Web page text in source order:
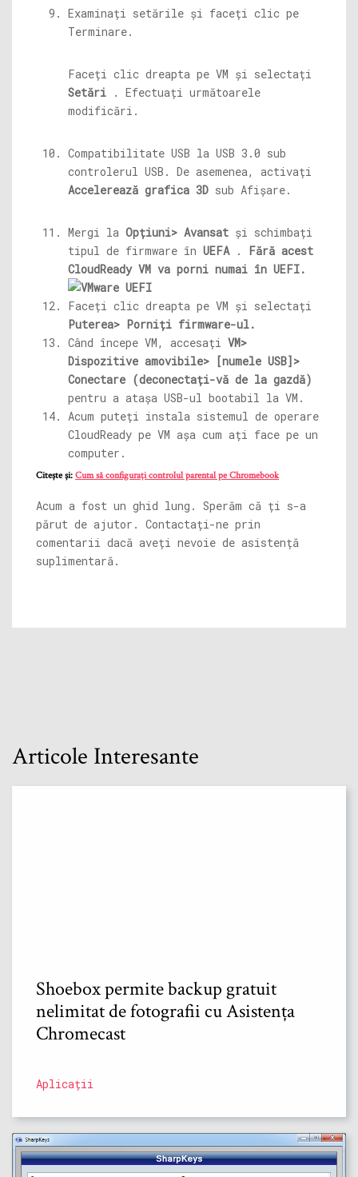
Examinați setările și faceți clic pe
Terminare.
Faceți clic dreapta pe VM și selectați
Setări . Efectuați următoarele
modificări.
Compatibilitate USB la USB 3.0 sub
controlerul USB. De asemenea, activați
Accelerează grafica 3D sub Afișare.
Mergi la Opțiuni> Avansat și schimbați
tipul de firmware în UEFA.
Fără acest
CloudReady VM va porni numai în UEFI.
Faceți clic dreapta pe VM și selectați
Puterea> Porniți firmware-ul.
Când începe VM, accesați VM>
Dispozitive amovibile> [numele USB]>
Conectare (deconectați-vă de la gazdă)
pentru a atașa USB-ul bootabil la VM.
Acum puteți instala sistemul de operare
CloudReady pe VM așa cum ați face pe un
computer.
Citește și: Cum să configurați controlul parental pe Chromebook
Acum a fost un ghid lung. Sperăm că ți s-a
părut de ajutor. Contactați-ne prin
comentarii dacă aveți nevoie de asistență
suplimentară.
Articole Interesante
Shoebox permite backup gratuit
nelimitat de fotografii cu Asistența
Chromecast
Aplicații